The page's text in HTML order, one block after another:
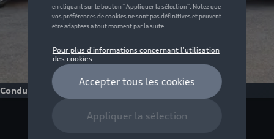
Conduite électrique